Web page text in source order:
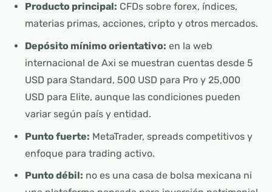
Producto principal: CFDs sobre forex, índices,
materias primas, acciones, cripto y otros mercados.
Depósito mínimo orientativo: en la web
internacional de Axi se muestran cuentas desde 5
USD para Standard, 500 USD para Pro y 25,000
USD para Elite, aunque las condiciones pueden
variar según país y entidad.
Punto fuerte: MetaTrader, spreads competitivos y
enfoque para trading activo.
Punto débil: no es una casa de bolsa mexicana ni